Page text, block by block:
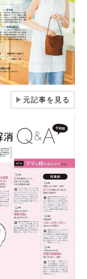
▶元記事を見る